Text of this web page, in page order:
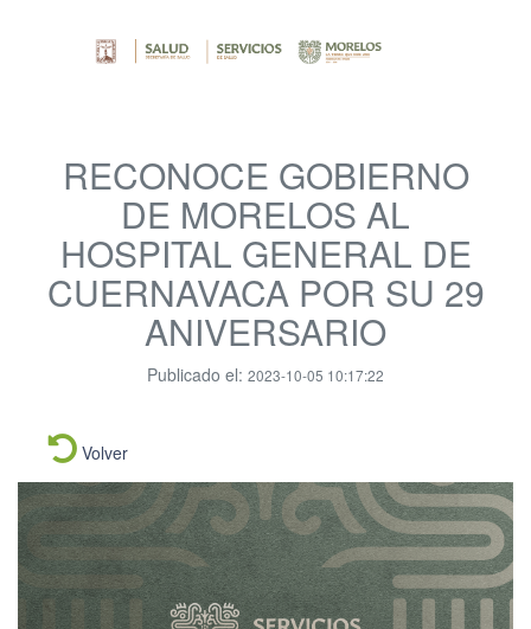
RECONOCE GOBIERNO
DE MORELOS AL
HOSPITAL GENERAL DE
CUERNAVACA POR SU 29
ANIVERSARIO
Publicado el: 2023-10-05 10:17:22
Volver